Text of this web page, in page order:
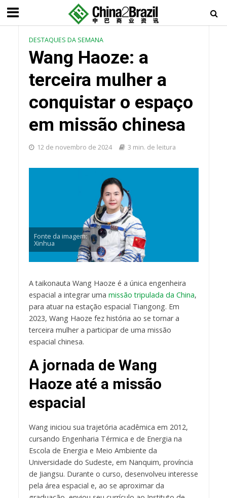
DESTAQUES DA SEMANA
Wang Haoze: a
terceira mulher a
conquistar o espaço
em missão chinesa
12 de novembro de 2024 3 min. de leitura
Fonte da imagem:
Xinhua
A taikonauta Wang Haoze é a única engenheira
espacial a integrar uma missão tripulada da China,
para atuar na estação espacial Tiangong. Em
2023, Wang Haoze fez história ao se tornar a
terceira mulher a participar de uma missão
espacial chinesa.
A jornada de Wang
Haoze até a missão
espacial
Wang iniciou sua trajetória acadêmica em 2012,
cursando Engenharia Térmica e de Energia na
Escola de Energia e Meio Ambiente da
Universidade do Sudeste, em Nanquim, província
de Jiangsu. Durante o curso, desenvolveu interesse
pela área espacial e, ao se aproximar da